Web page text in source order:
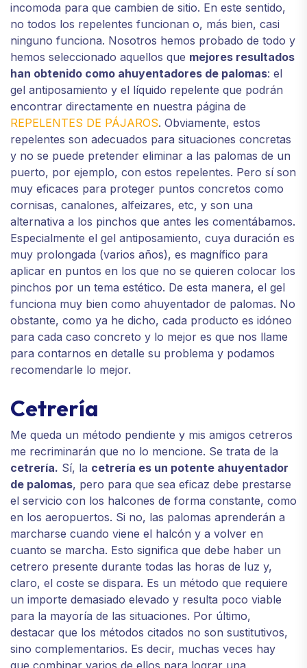
incomoda para que cambien de sitio. En este sentido,
no todos los repelentes funcionan o, más bien, casi
ninguno funciona. Nosotros hemos probado de todo y
hemos seleccionado aquellos que mejores resultados
han obtenido como ahuyentadores de palomas: el
gel antiposamiento y el líquido repelente que podrán
encontrar directamente en nuestra página de
REPELENTES DE PÁJAROS. Obviamente, estos
repelentes son adecuados para situaciones concretas
y no se puede pretender eliminar a las palomas de un
puerto, por ejemplo, con estos repelentes. Pero sí son
muy eficaces para proteger puntos concretos como
cornisas, canalones, alfeizares, etc, y son una
alternativa a los pinchos que antes les comentábamos.
Especialmente el gel antiposamiento, cuya duración es
muy prolongada (varios años), es magnífico para
aplicar en puntos en los que no se quieren colocar los
pinchos por un tema estético. De esta manera, el gel
funciona muy bien como ahuyentador de palomas. No
obstante, como ya he dicho, cada producto es idóneo
para cada caso concreto y lo mejor es que nos llame
para contarnos en detalle su problema y podamos
recomendarle lo mejor.
Cetrería
Me queda un método pendiente y mis amigos cetreros
me recriminarán que no lo mencione. Se trata de la
cetrería. Sí, la cetrería es un potente ahuyentador
de palomas, pero para que sea eficaz debe prestarse
el servicio con los halcones de forma constante, como
en los aeropuertos. Si no, las palomas aprenderán a
marcharse cuando viene el halcón y a volver en
cuanto se marcha. Esto significa que debe haber un
cetrero presente durante todas las horas de luz y,
claro, el coste se dispara. Es un método que requiere
un importe demasiado elevado y resulta poco viable
para la mayoría de las situaciones. Por último,
destacar que los métodos citados no son sustitutivos,
sino complementarios. Es decir, muchas veces hay
que combinar varios de ellos para lograr una